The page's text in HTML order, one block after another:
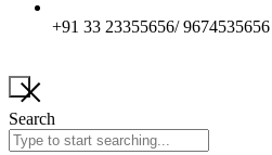
+91 33 23355656/ 9674535656
Search